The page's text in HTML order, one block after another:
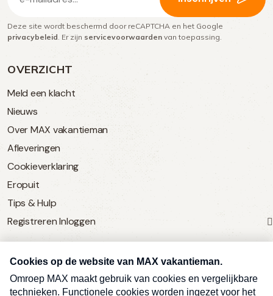
OVERZICHT
Meld een klacht
Nieuws
Over MAX vakantieman
Afleveringen
Cookieverklaring
Eropuit
Tips & Hulp
Registreren Inloggen
SERVICE
Over Omroep MAX
mailadres
(Vereist)
Deze site wordt beschermd door reCAPTCHA en het Google
privacybeleid. Er zijn servicevoorwaarden van toepassing.